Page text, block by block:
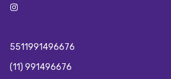
5511991496676
(11) 991496676